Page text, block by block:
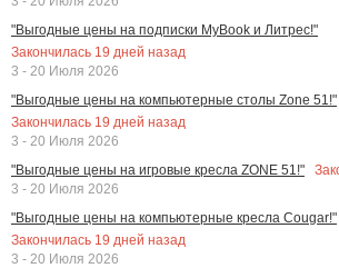
"Выгодные цены на подписки MyBook и Литрес!"
Закончилась 19 дней назад
3 - 20 Июля 2026
"Выгодные цены на компьютерные столы Zone 51!"
Закончилась 19 дней назад
3 - 20 Июля 2026
"Выгодные цены на игровые кресла ZONE 51!"
3 - 20 Июля 2026
"Выгодные цены на компьютерные кресла Cougar!"
Закончилась 19 дней назад
3 - 20 Июля 2026